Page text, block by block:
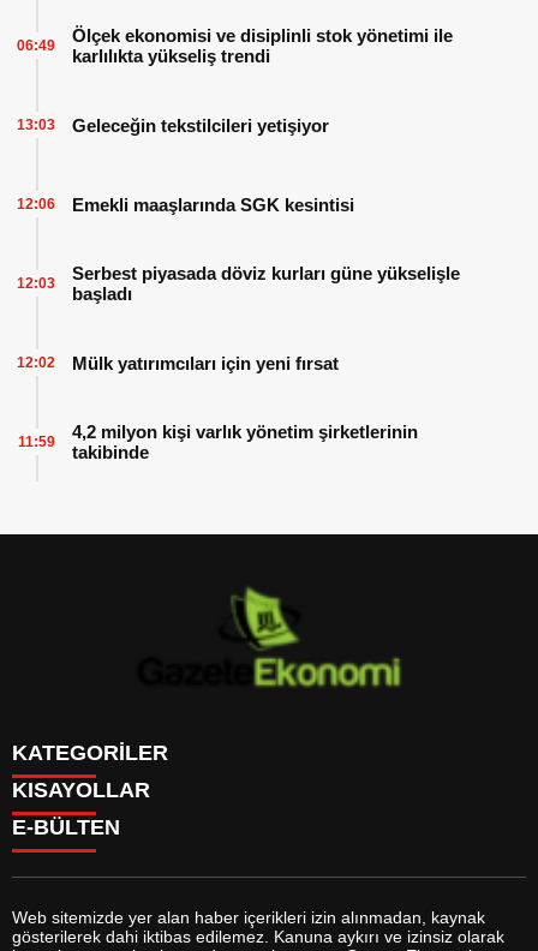
Ölçek ekonomisi ve disiplinli stok yönetimi ile
karlılıkta yükseliş trendi
06:49
Geleceğin tekstilcileri yetişiyor
13:03
Emekli maaşlarında SGK kesintisi
12:06
Serbest piyasada döviz kurları güne yükselişle
başladı
12:03
Mülk yatırımcıları için yeni fırsat
12:02
4,2 milyon kişi varlık yönetim şirketlerinin
takibinde
11:59
KATEGORİLER
GÜNDEM
DÜNYA
SİYASET
MAGAZİN
SAĞLIK
EĞİTİM
KISAYOLLAR
BURÇLAR
CANLI TV
FİKSTÜR
FİRMA EKLE
E-BÜLTEN
Web sitemizde yer alan haber içerikleri izin alınmadan, kaynak
gösterilerek dahi iktibas edilemez. Kanuna aykırı ve izinsiz olarak